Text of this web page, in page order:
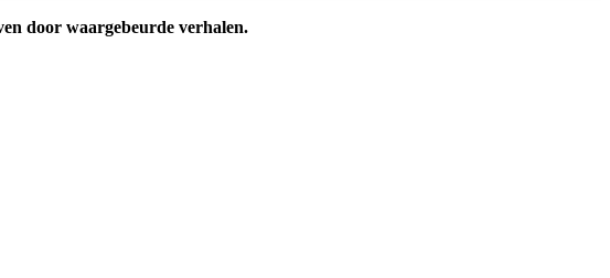
door waargebeurde verhalen.